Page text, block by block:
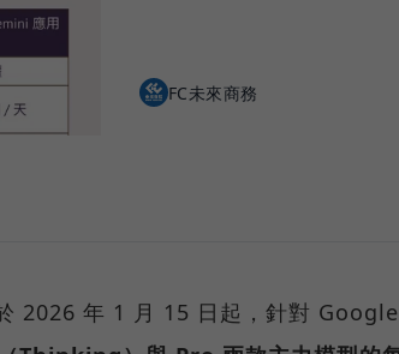
FC未來商務
2026 年 1 月 15 日起，針對 Google